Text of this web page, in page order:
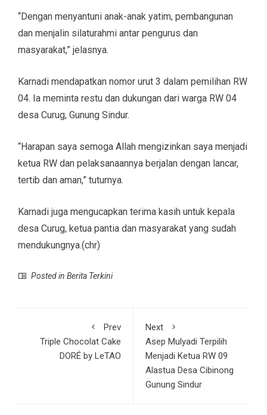
“Dengan menyantuni anak-anak yatim, pembangunan
dan menjalin silaturahmi antar pengurus dan
masyarakat,” jelasnya.
Karnadi mendapatkan nomor urut 3 dalam pemilihan RW
04. Ia meminta restu dan dukungan dari warga RW 04
desa Curug, Gunung Sindur.
“Harapan saya semoga Allah mengizinkan saya menjadi
ketua RW dan pelaksanaannya berjalan dengan lancar,
tertib dan aman,” tuturnya.
Karnadi juga mengucapkan terima kasih untuk kepala
desa Curug, ketua pantia dan masyarakat yang sudah
mendukungnya.(chr)
Posted in Berita Terkini
Prev
Triple Chocolat Cake
DORÉ by LeTAO
Next
Asep Mulyadi Terpilih
Menjadi Ketua RW 09
Alastua Desa Cibinong
Gunung Sindur